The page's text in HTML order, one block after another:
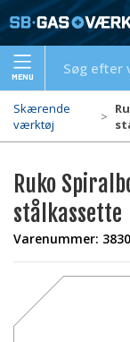
MENU
Skærende
værktøj
Ruko
stålkassette
Varenummer: